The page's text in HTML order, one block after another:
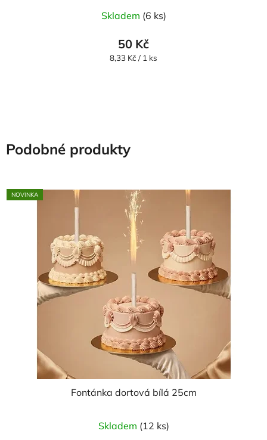
Skladem (6 ks)
50 Kč
Měrná
8,33 Kč / 1 ks
Podobné produkty
NOVINKA
Fontánka dortová bílá 25cm
Skladem (12 ks)